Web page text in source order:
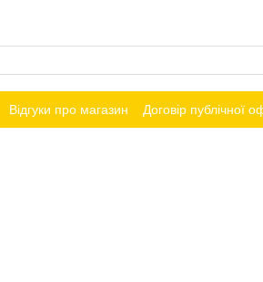
Відгуки про магазин Договір публічної